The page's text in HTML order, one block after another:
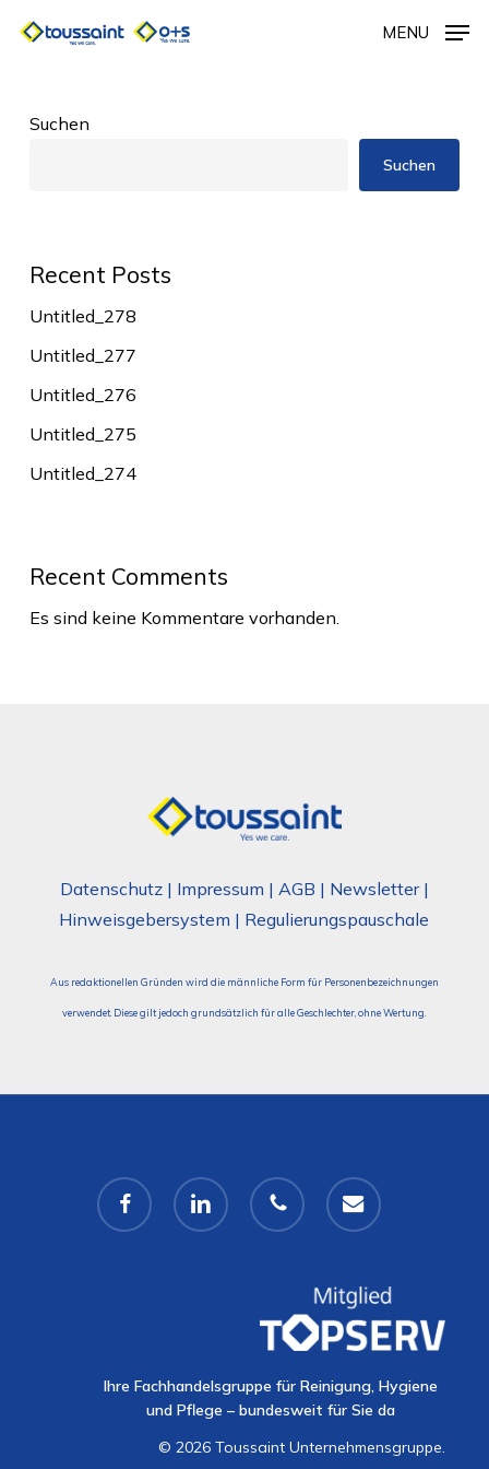
MENU
Suchen
Suchen
Recent Posts
Untitled_278
Untitled_277
Untitled_276
Untitled_275
Untitled_274
Recent Comments
Es sind keine Kommentare vorhanden.
Datenschutz| Impressum | AGB | Newsletter|
Hinweisgebersystem | Regulierungspauschale
Aus redaktionellen Gründen wird die männliche Form für Personenbezeichnungen
verwendet. Diese gilt jedoch grundsätzlich für alle Geschlechter, ohne Wertung.
facebook linkedin phone email
Ihre Fachhandelsgruppe für Reinigung, Hygiene
und Pflege – bundesweit für Sie da
© 2026 Toussaint Unternehmensgruppe.